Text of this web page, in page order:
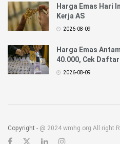
Harga Emas Hari
Kerja AS
2026-08-09
Harga Emas
40.000, Cek
2026-08-09
Copyright - @ 2024 wmhg.org All right